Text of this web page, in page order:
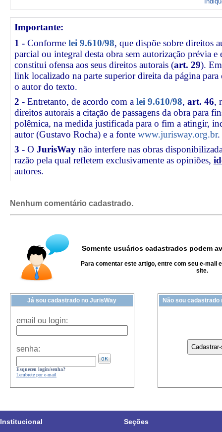
Importante:
1 - Conforme lei 9.610/98, que dispõe sobre direitos
parcial ou integral desta obra sem autorização prévia e
constitui ofensa aos seus direitos autorais (art. 29).
link localizado na parte superior direita da página
o autor do texto.
2 - Entretanto, de acordo com a lei 9.610/98, art. 46,
direitos autorais a citação de passagens da obra para
polêmica, na medida justificada para o fim a atingir,
autor (Gustavo Rocha) e a fonte www.jurisway.org.br.
3 - O JurisWay não interfere nas obras
razão pela qual refletem exclusivamente as opiniões,
autores.
Nenhum comentário cadastrado.
Somente usuários cadastrados podem
Para comentar este artigo, entre com seu e-mail
site.
Já sou cadastrado no JurisWay
email ou login:
senha:
Esqueceu login/senha?
Lembrete por e-mail
Não sou cadastrado
Institucional Seções